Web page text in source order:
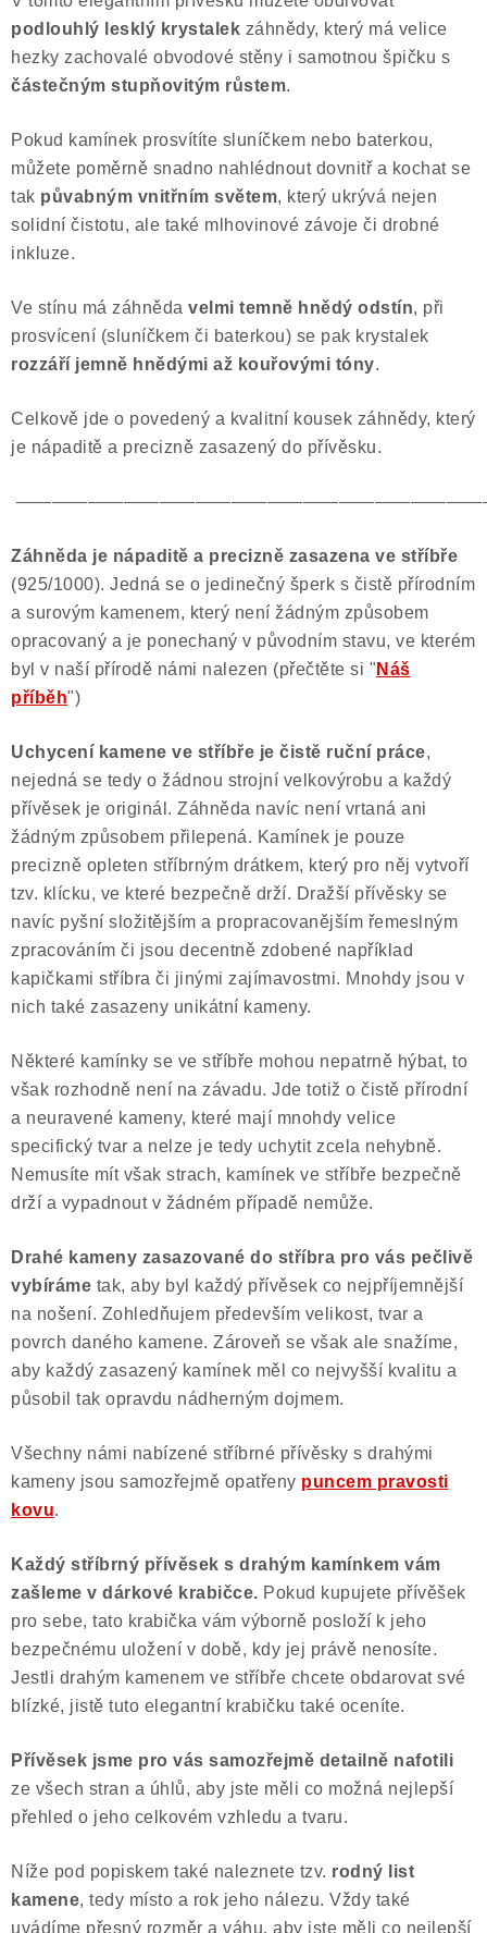
Poučení o právu na odstoupení od smlouvy
podlouhlý lesklý krystalek záhnědy, který má velice
hezky zachovalé obvodové stěny i samotnou špičku s
částečným stupňovitým růstem.
Pokud kamínek prosvítíte sluníčkem nebo baterkou,
můžete poměrně snadno nahlédnout dovnitř a kochat se
tak půvabným vnitřním světem, který ukrývá nejen
solidní čistotu, ale také mlhovinové závoje či drobné
inkluze.
Ve stínu má záhněda velmi temně hnědý odstín, při
prosvícení (sluníčkem či baterkou) se pak krystalek
rozzáří jemně hnědými až kouřovými tóny.
Celkově jde o povedený a kvalitní kousek záhnědy, který
je nápaditě a precizně zasazený do přívěsku.
Záhněda je nápaditě a precizně zasazena ve stříbře
(925/1000). Jedná se o jedinečný šperk s čistě přírodním
a surovým kamenem, který není žádným způsobem
opracovaný a je ponechaný v původním stavu, ve kterém
byl v naší přírodě námi nalezen (přečtěte si " Náš
příběh")
Uchycení kamene ve stříbře je čistě ruční práce,
nejedná se tedy o žádnou strojní velkovýrobu a každý
přívěsek je originál. Záhněda navíc není vrtaná ani
žádným způsobem přilepená. Kamínek je pouze
precizně opleten stříbrným drátkem, který pro něj vytvoří
tzv. klícku, ve které bezpečně drží. Dražší přívěsky se
navíc pyšní složitějším a propracovanějším řemeslným
zpracováním či jsou decentně zdobené například
kapičkami stříbra či jinými zajímavostmi. Mnohdy jsou v
nich také zasazeny unikátní kameny.
Některé kamínky se ve stříbře mohou nepatrně hýbat, to
však rozhodně není na závadu. Jde totiž o čistě přírodní
a neuravené kameny, které mají mnohdy velice
specifický tvar a nelze je tedy uchytit zcela nehybně.
Nemusíte mít však strach, kamínek ve stříbře bezpečně
drží a vypadnout v žádném případě nemůže.
Drahé kameny zasazované do stříbra pro vás pečlivě
vybíráme tak, aby byl každý přívěsek co nejpříjemnější
na nošení. Zohledňujem především velikost, tvar a
povrch daného kamene. Zároveň se však ale snažíme,
aby každý zasazený kamínek měl co nejvyšší kvalitu a
působil tak opravdu nádherným dojmem.
Všechny námi nabízené stříbrné přívěsky s drahými
kameny jsou samozřejmě opatřeny puncem pravosti
kovu.
Každý stříbrný přívěsek s drahým kamínkem vám
zašleme v dárkové krabičce. Pokud kupujete přívěšek
pro sebe, tato krabička vám výborně posloží k jeho
bezpečnému uložení v době, kdy jej právě nenosíte.
Jestli drahým kamenem ve stříbře chcete obdarovat své
blízké, jistě tuto elegantní krabičku také oceníte.
Přívěsek jsme pro vás samozřejmě detailně nafotili
ze všech stran a úhlů, aby jste měli co možná nejlepší
přehled o jeho celkovém vzhledu a tvaru.
Níže pod popiskem také naleznete tzv. rodný list
kamene, tedy místo a rok jeho nálezu. Vždy také
uvádíme přesný rozměr a váhu, aby jste měli co nejlepší